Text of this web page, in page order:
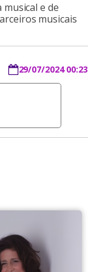
e de
musicais
29/07/2024 00:23